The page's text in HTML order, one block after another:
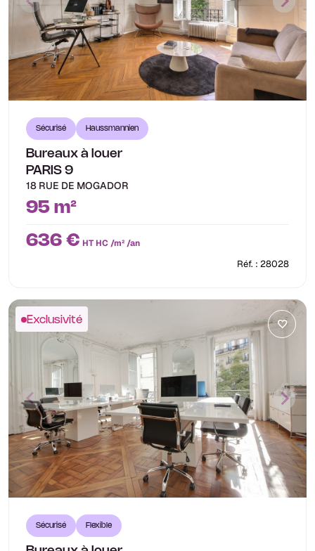
Sécurisé Haussmannien
Bureaux à louer
PARIS 9
18 RUE DE MOGADOR
95 m²
636 € HT HC /m² /an
Réf. : 28028
Exclusivité
Sécurisé Flexible